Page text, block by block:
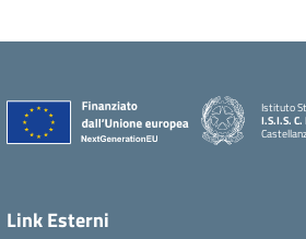
Istituto
I.S.I.S.
Link Esterni